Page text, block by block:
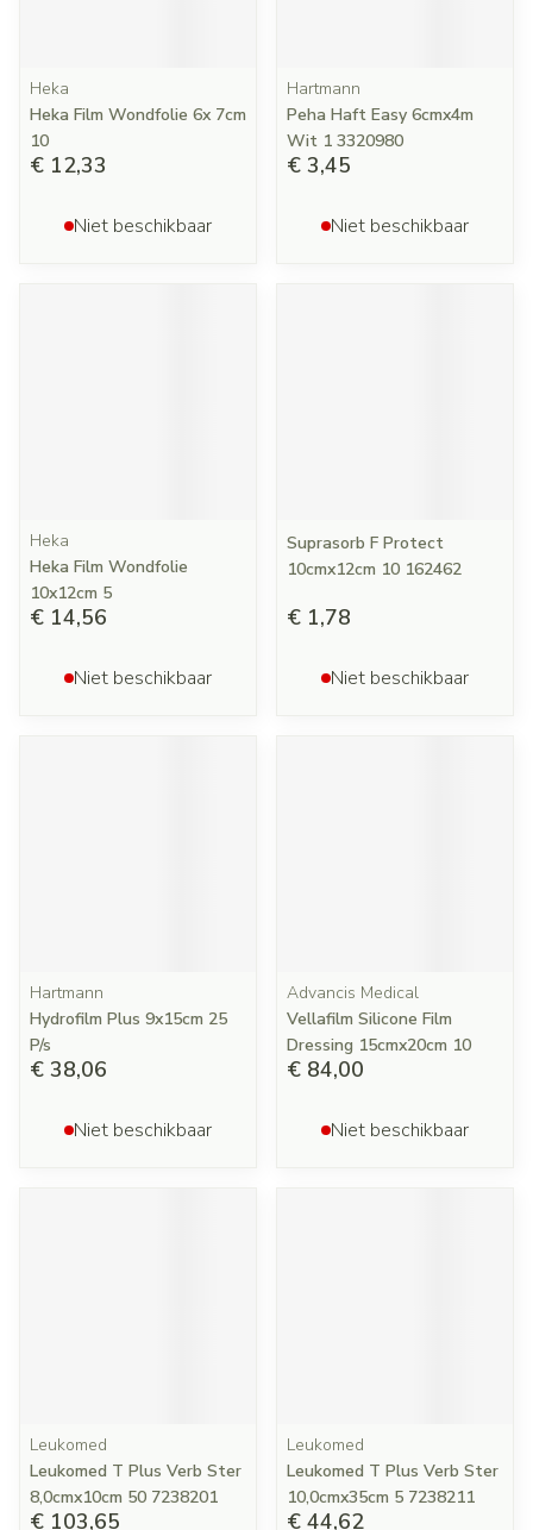
Heka
Heka Film Wondfolie 6x 7cm
10
€ 12,33
Niet beschikbaar
Hartmann
Peha Haft Easy 6cmx4m
Wit 1 3320980
€ 3,45
Niet beschikbaar
Heka
Heka Film Wondfolie
10x12cm 5
€ 14,56
Niet beschikbaar
Suprasorb F Protect
10cmx12cm 10 162462
€ 1,78
Niet beschikbaar
Hartmann
Hydrofilm Plus 9x15cm 25
P/s
€ 38,06
Niet beschikbaar
Advancis Medical
Vellafilm Silicone Film
Dressing 15cmx20cm 10
€ 84,00
Niet beschikbaar
Leukomed
Leukomed T Plus Verb Ster
8,0cmx10cm 50 7238201
€ 103,65
Leukomed
Leukomed T Plus Verb Ster
10,0cmx35cm 5 7238211
€ 44,62